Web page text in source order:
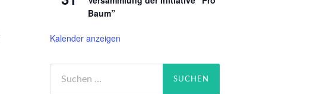
Baum”
Kalender anzeigen
nach: